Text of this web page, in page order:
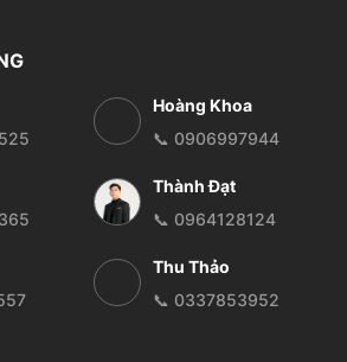
Hoàng Khoa
📞 0906997944
Thành Đạt
📞 0964128124
Thu Thảo
📞 0337853952